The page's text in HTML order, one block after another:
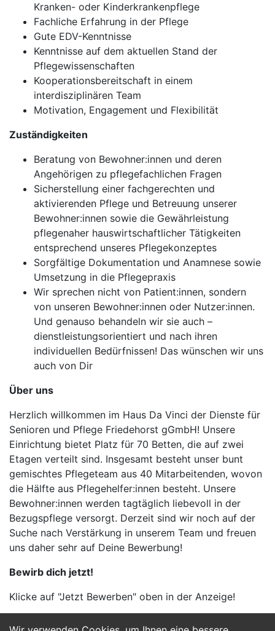
Kranken- oder Kinderkrankenpflege
Fachliche Erfahrung in der Pflege
Gute EDV-Kenntnisse
Kenntnisse auf dem aktuellen Stand der
Pflegewissenschaften
Kooperationsbereitschaft in einem
interdisziplinären Team
Motivation, Engagement und Flexibilität
Zuständigkeiten
Beratung von Bewohner:innen und deren
Angehörigen zu pflegefachlichen Fragen
Sicherstellung einer fachgerechten und
aktivierenden Pflege und Betreuung unserer
Bewohner:innen sowie die Gewährleistung
pflegenaher hauswirtschaftlicher Tätigkeiten
entsprechend unseres Pflegekonzeptes
Sorgfältige Dokumentation und Anamnese sowie
Umsetzung in die Pflegepraxis
Wir sprechen nicht von Patient:innen, sondern
von unseren Bewohner:innen oder Nutzer:innen.
Und genauso behandeln wir sie auch –
dienstleistungsorientiert und nach ihren
individuellen Bedürfnissen! Das wünschen wir uns
auch von Dir
Über uns
Herzlich willkommen im Haus Da Vinci der Dienste für
Senioren und Pflege Friedehorst gGmbH! Unsere
Einrichtung bietet Platz für 70 Betten, die auf zwei
Etagen verteilt sind. Insgesamt besteht unser bunt
gemischtes Pflegeteam aus 40 Mitarbeitenden, wovon
die Hälfte aus Pflegehelfer:innen besteht. Unsere
Bewohner:innen werden tagtäglich liebevoll in der
Bezugspflege versorgt. Derzeit sind wir noch auf der
Suche nach Verstärkung in unserem Team und freuen
uns daher sehr auf Deine Bewerbung!
Bewirb dich jetzt!
Klicke auf "Jetzt Bewerben" oben in der Anzeige!